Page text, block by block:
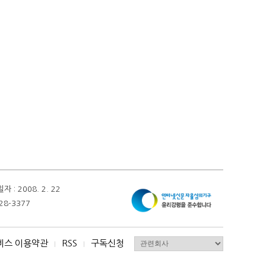
자 : 2008. 2. 22
3377
스 이용약관 I RSS I 구독신청